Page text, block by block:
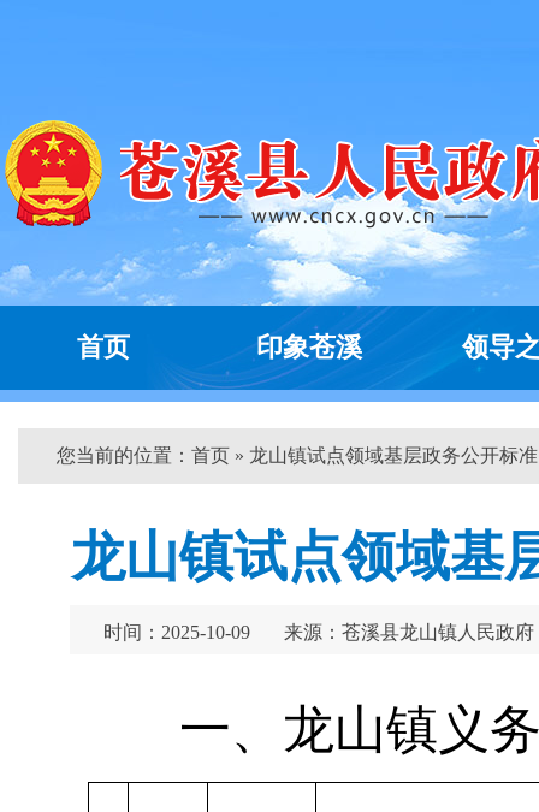
首页 印象苍溪 领导
您当前的位置： 首页 » 龙山镇试点领域基层政务公开标
龙山镇试点领域基
时间：2025-10-09 来源：苍溪县龙山镇人民政府
一、龙山镇义